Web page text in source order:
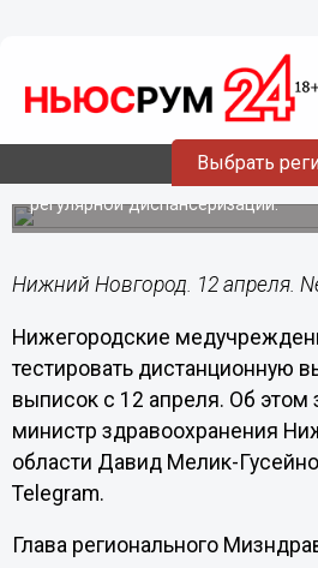
Выбрать
Медицинские справки
оформлять
Нижегородской
Их получение в онлайн-формате
регулярной диспансеризации.
Нижний Новгород. 12 апреля.
Нижегородские
тестировать дистанционную
выписок с 12 апреля. Об этом
министр здравоохранения
области Давид Мелик-
Telegram.
Глава регионального